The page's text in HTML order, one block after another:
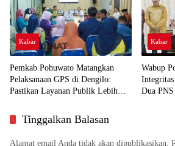
Kabar
Pemkab Pohuwato Matangkan
Pelaksanaan GPS di Dengilo:
Pastikan Layanan Publik Lebih
Kabar
Wabup
Dua
Tinggalkan Balasan
Alamat email Anda tidak akan dipublikasikan.